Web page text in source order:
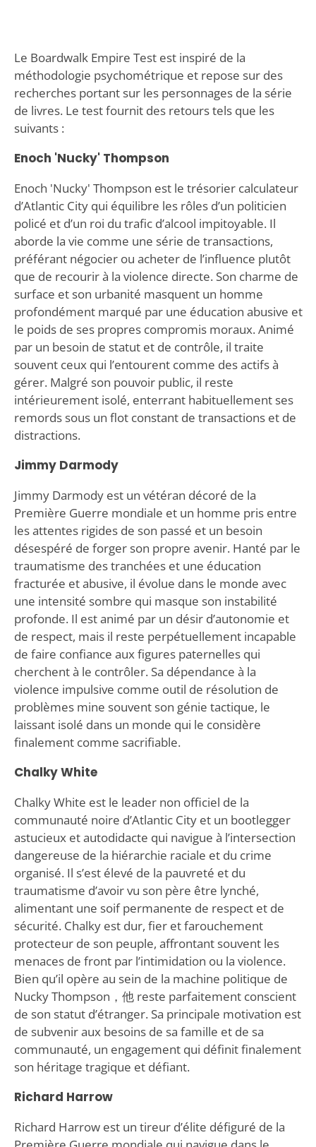
Le Boardwalk Empire Test est inspiré de la
méthodologie psychométrique et repose sur des
recherches portant sur les personnages de la série
de livres. Le test fournit des retours tels que les
suivants :
Enoch 'Nucky' Thompson
Enoch 'Nucky' Thompson est le trésorier calculateur
d’Atlantic City qui équilibre les rôles d’un politicien
policé et d’un roi du trafic d’alcool impitoyable. Il
aborde la vie comme une série de transactions,
préférant négocier ou acheter de l’influence plutôt
que de recourir à la violence directe. Son charme de
surface et son urbanité masquent un homme
profondément marqué par une éducation abusive et
le poids de ses propres compromis moraux. Animé
par un besoin de statut et de contrôle, il traite
souvent ceux qui l’entourent comme des actifs à
gérer. Malgré son pouvoir public, il reste
intérieurement isolé, enterrant habituellement ses
remords sous un flot constant de transactions et de
distractions.
Jimmy Darmody
Jimmy Darmody est un vétéran décoré de la
Première Guerre mondiale et un homme pris entre
les attentes rigides de son passé et un besoin
désespéré de forger son propre avenir. Hanté par le
traumatisme des tranchées et une éducation
fracturée et abusive, il évolue dans le monde avec
une intensité sombre qui masque son instabilité
profonde. Il est animé par un désir d’autonomie et
de respect, mais il reste perpétuellement incapable
de faire confiance aux figures paternelles qui
cherchent à le contrôler. Sa dépendance à la
violence impulsive comme outil de résolution de
problèmes mine souvent son génie tactique, le
laissant isolé dans un monde qui le considère
finalement comme sacrifiable.
Chalky White
Chalky White est le leader non officiel de la
communauté noire d’Atlantic City et un bootlegger
astucieux et autodidacte qui navigue à l’intersection
dangereuse de la hiérarchie raciale et du crime
organisé. Il s’est élevé de la pauvreté et du
traumatisme d’avoir vu son père être lynché,
alimentant une soif permanente de respect et de
sécurité. Chalky est dur, fier et farouchement
protecteur de son peuple, affrontant souvent les
menaces de front par l’intimidation ou la violence.
Bien qu’il opère au sein de la machine politique de
Nucky Thompson，他 reste parfaitement conscient
de son statut d’étranger. Sa principale motivation est
de subvenir aux besoins de sa famille et de sa
communauté, un engagement qui définit finalement
son héritage tragique et défiant.
Richard Harrow
Richard Harrow est un tireur d’élite défiguré de la